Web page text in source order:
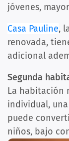
jóvenes,
Casa Pauline,
renovada,
adicional
Segunda
La habitación
individual,
puede
niños, bajo